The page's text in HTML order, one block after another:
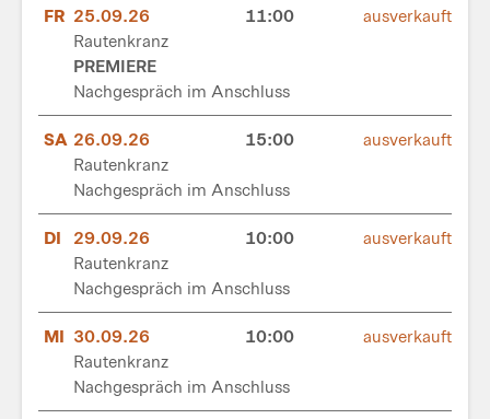
FR 25.09.26
11:00
Rautenkranz
PREMIERE
Nachgespräch im Anschluss
ausverkauft
SA 26.09.26
15:00
Rautenkranz
Nachgespräch im Anschluss
ausverkauft
DI 29.09.26
10:00
Rautenkranz
Nachgespräch im Anschluss
ausverkauft
MI 30.09.26
10:00
Rautenkranz
Nachgespräch im Anschluss
ausverkauft